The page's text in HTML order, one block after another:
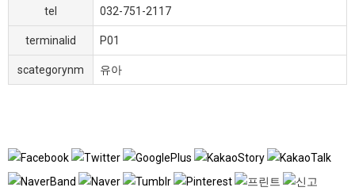
tel 032-751-2117
terminalid P01
scategorynm 유아